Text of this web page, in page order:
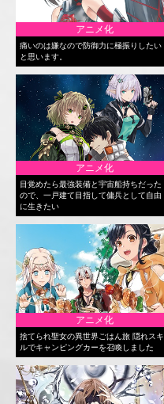
アニメ化
痛いのは嫌なので防御力に極振りしたい
と思います。
アニメ化
目覚めたら最強装備と宇宙船持ちだった
ので、一戸建て目指して傭兵として自由
に生きたい
アニメ化
捨てられ聖女の異世界ごはん旅 隠れスキ
ルでキャンピングカーを召喚しました